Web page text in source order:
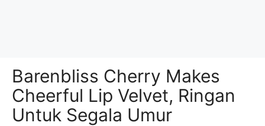
Barenbliss Cherry Makes
Cheerful Lip Velvet, Ringan
Untuk Segala Umur